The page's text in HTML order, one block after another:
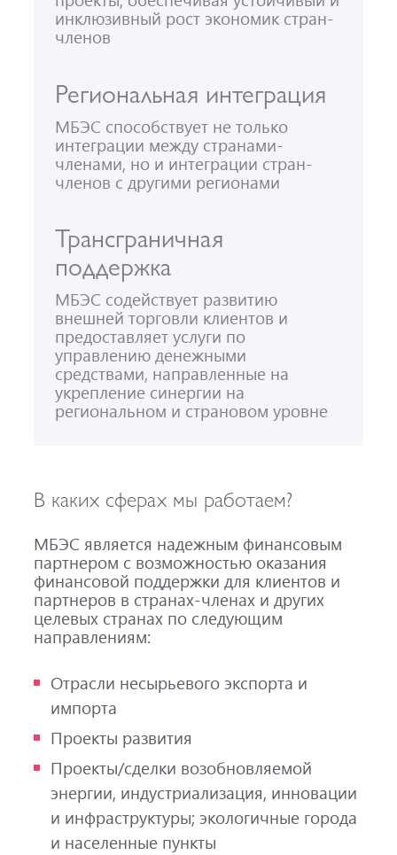
инклюзивный рост экономик стран-
членов
Региональная интеграция
МБЭС способствует не только
интеграции между странами-
членами, но и интеграции стран-
членов с другими регионами
Трансграничная
поддержка
МБЭС содействует развитию
внешней торговли клиентов и
предоставляет услуги по
управлению денежными
средствами, направленные на
укрепление синергии на
региональном и страновом уровне
В каких сферах мы работаем?
МБЭС является надежным финансовым
партнером с возможностью оказания
финансовой поддержки для клиентов и
партнеров в странах-членах и других
целевых странах по следующим
направлениям:
Отрасли несырьевого экспорта и
импорта
Проекты развития
Проекты/сделки возобновляемой
энергии, индустриализация, инновации
и инфраструктуры; экологичные города
и населенные пункты